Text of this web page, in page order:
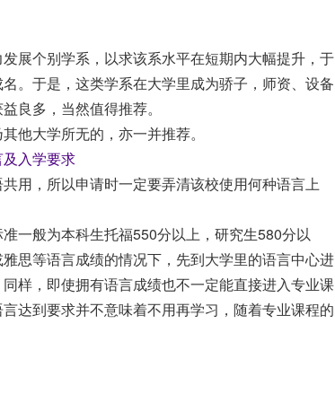
展个别学系，以求该系水平在短期内大幅提升，于
。于是，这类学系在大学里成为骄子，师资、设备
良多，当然值得推荐。
他大学所无的，亦一并推荐。
入学要求
用，所以申请时一定要弄清该校使用何种语言上
一般为本科生托福550分以上，研究生580分以
思等语言成绩的情况下，先到大学里的语言中心进
样，即使拥有语言成绩也不一定能直接进入专业课
达到要求并不意味着不用再学习，随着专业课程的